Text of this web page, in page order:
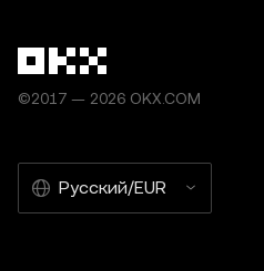
©2017 — 2026 OKX.COM
Русский/EUR